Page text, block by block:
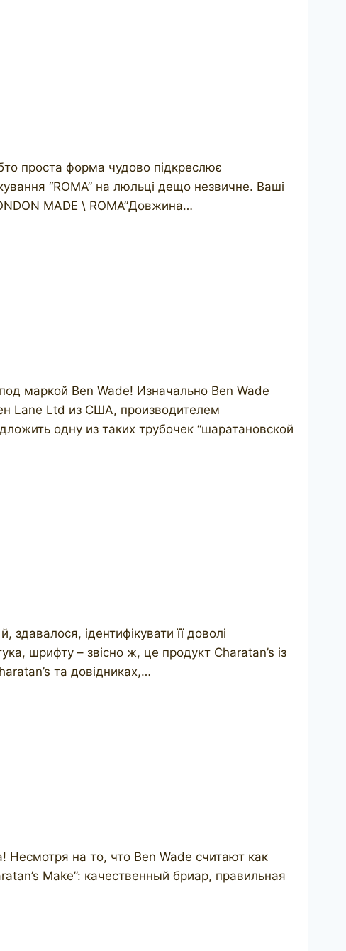
проста форма чудово підкреслює
“ROMA” на люльці дещо незвичне. Ваші
MADE \ ROMA”Довжина…
маркой Ben Wade! Изначально Ben Wade
Lane Ltd из США, производителем
одну из таких трубочек “шаратановской
ідентифікувати її доволі
шрифту – звісно ж, це продукт Charatan’s із
та довідниках,…
на то, что Ben Wade считают как
Make”: качественный бриар, правильная